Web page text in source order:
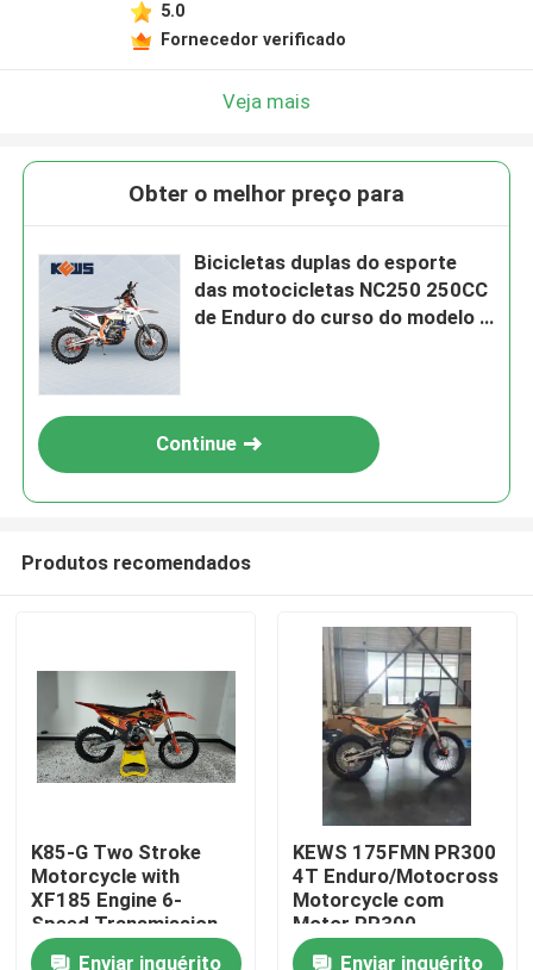
Produtos
Sobre nós
5.0
Fornecedor verificado
Veja mais
Obter o melhor preço para
Bicicletas duplas do esporte
das motocicletas NC250 250CC
de Enduro do curso do modelo 4
Continue
Produtos recomendados
K85-G Two Stroke
Motorcycle with
XF185 Engine 6-
Speed Transmission
and Professional
Enviar inquérito
KEWS 175FMN PR300
4T Enduro/Motocross
Motorcycle com
Motor PR300,
Cilindrada de 271.3ML
Enviar inquérito